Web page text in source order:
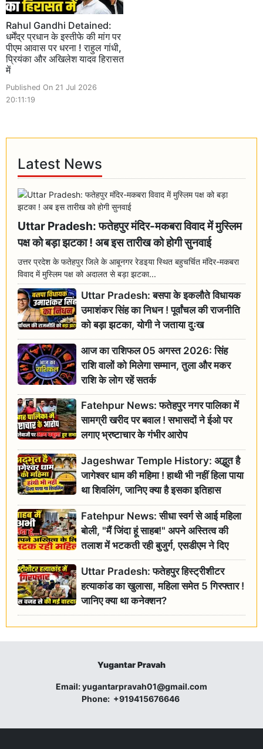
Rahul Gandhi Detained:
धर्मेंद्र प्रधान के इस्तीफे की मांग पर
पीएम आवास पर धरना ! राहुल गांधी,
प्रियंका और अखिलेश यादव हिरासत
में
Published On 21 Jul 2026
20:11:19
Latest News
Uttar Pradesh: फतेहपुर मंदिर-मकबरा विवाद में मुस्लिम
पक्ष को बड़ा झटका ! अब इस तारीख को होगी सुनवाई
उत्तर प्रदेश के फतेहपुर जिले के आबूनगर रेडइया स्थित बहुचर्चित मंदिर-मकबरा
विवाद में मुस्लिम पक्ष को अदालत से बड़ा झटका...
Uttar Pradesh: बसपा के इकलौते विधायक
उमाशंकर सिंह का निधन ! पूर्वांचल की राजनीति
को बड़ा झटका, योगी ने जताया दुःख
आज का राशिफल 05 अगस्त 2026: सिंह
राशि वालों को मिलेगा सम्मान, तुला और मकर
राशि के लोग रहें सतर्क
Fatehpur News: फतेहपुर नगर पालिका में
सामग्री खरीद पर बवाल ! सभासदों ने ईओ पर
लगाए भ्रष्टाचार के गंभीर आरोप
Jageshwar Temple History: अद्भुत है
जागेश्वर धाम की महिमा ! हाथी भी नहीं हिला पाया
था शिवलिंग, जानिए क्या है इसका इतिहास
Fatehpur News: सीधा स्वर्ग से आई महिला
बोली, "मैं जिंदा हूं साहब!" अपने अस्तित्व की
तलाश में भटकती रही बुजुर्ग, एसडीएम ने दिए
जांच के आदेश
Uttar Pradesh: फतेहपुर हिस्ट्रीशीटर
हत्याकांड का खुलासा, महिला समेत 5 गिरफ्तार !
जानिए क्या था कनेक्शन?
Yugantar Pravah
Email:yugantarpravah01@gmail.com
Phone: +919415676646